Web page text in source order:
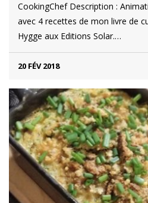
CookingChef Description :
avec 4 recettes de mon livre de
Hygge aux Editions Solar.…
20 FÉV 2018